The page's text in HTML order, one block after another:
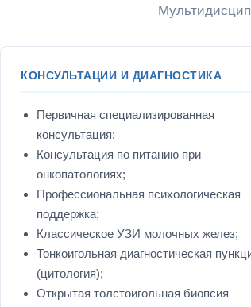
КОНСУЛЬТАЦИИ И ДИАГНОСТИКА
Первичная специализированная
консультация;
Консультация по питанию при
онкопатологиях;
Профессиональная психологическая
поддержка;
Классическое УЗИ молочных желез;
Тонкоигольная диагностическая
(цитология);
Открытая толстоигольная биопсия